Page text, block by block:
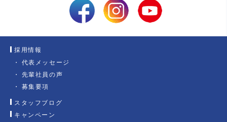
採用情報
代表メッセージ
先輩社員の声
募集要項
スタッフブログ
キャンペーン